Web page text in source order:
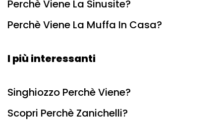
Perchè Viene La Sinusite?
Perchè Viene La Muffa In Casa?
I più interessanti
Singhiozzo Perchè Viene?
Scopri Perchè Zanichelli?